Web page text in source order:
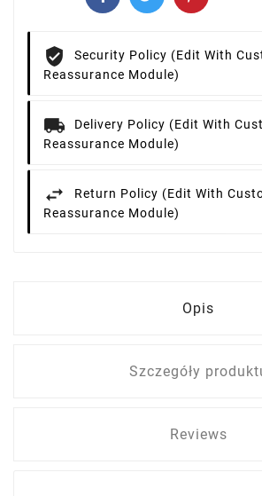
Security Policy (edit With
Reassurance Module)
Delivery Policy (edit With
Reassurance Module)
Return Policy (edit With
Reassurance Module)
Opis
Szczegóły
Reviews